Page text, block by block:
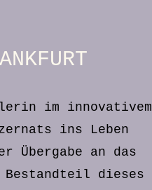
im innovativem
ins Leben
an das
Bestandteil dieses